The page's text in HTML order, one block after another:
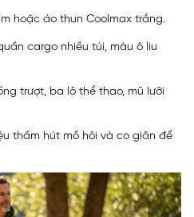
hoặc áo thun Coolmax trắng.
cargo nhiều túi, màu ô liu
trượt, ba lô thể thao, mũ lưỡi
thấm hút mồ hôi và co giãn để